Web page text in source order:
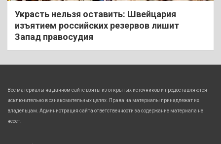
Украсть нельзя оставить: Швейцария
изъятием российских резервов лишит
Запад правосудия
Все материалы на данном сайте взяты из открытых источников и предоставляются
исключительно в ознакомительных целях. Права на материалы принадлежат их
владельцам. Администрация сайта ответственности за содержание материала не
несет.